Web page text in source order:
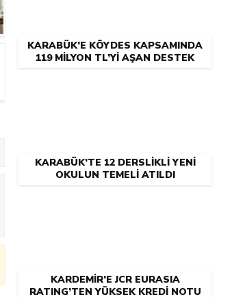
KARABÜK’E KÖYDES KAPSAMINDA
119 MİLYON TL’Yİ AŞAN DESTEK
KARABÜK’TE 12 DERSLİKLİ YENİ
OKULUN TEMELİ ATILDI
KARDEMİR’E JCR EURASIA
RATING’TEN YÜKSEK KREDİ NOTU